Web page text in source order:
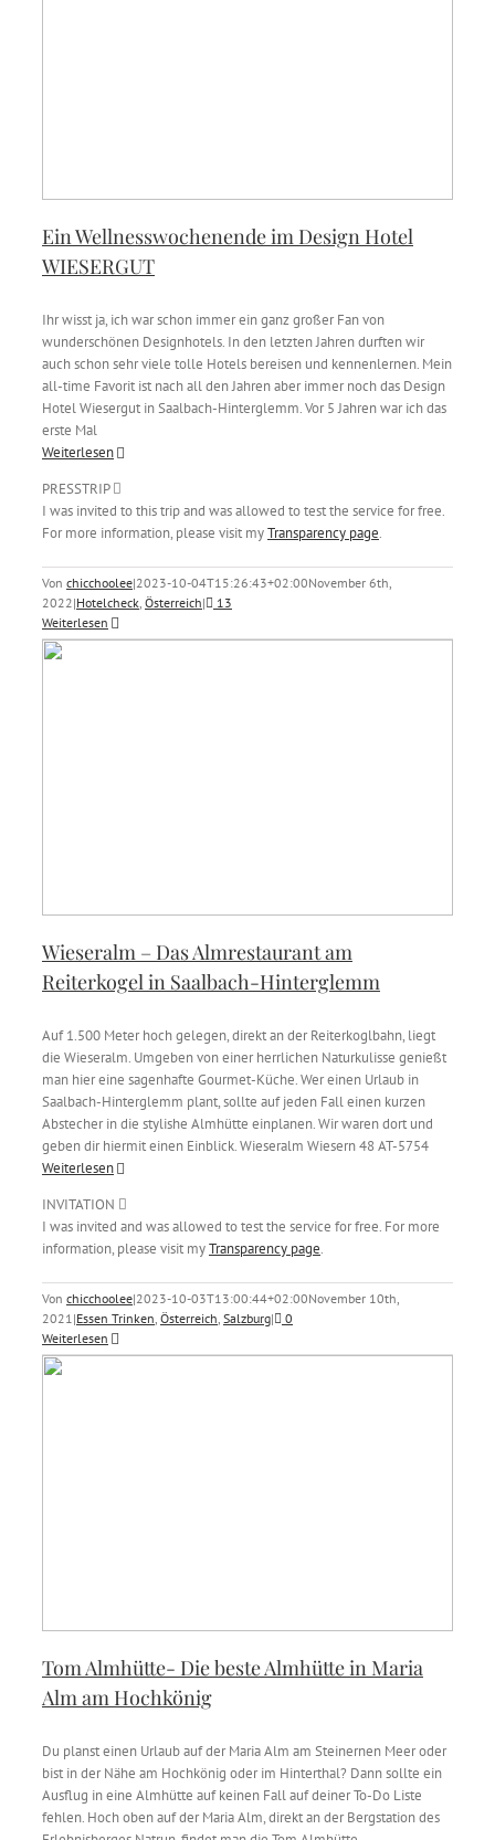
Ein Wellnesswochenende im Design Hotel
WIESERGUT
Ihr wisst ja, ich war schon immer ein ganz großer Fan von
wunderschönen Designhotels. In den letzten Jahren durften wir
auch schon sehr viele tolle Hotels bereisen und kennenlernen. Mein
all-time Favorit ist nach all den Jahren aber immer noch das Design
Hotel Wiesergut in Saalbach-Hinterglemm. Vor 5 Jahren war ich das
erste Mal
Weiterlesen
PRESSTRIP
I was invited to this trip and was allowed to test the service for free.
For more information, please visit myTransparency page.
Von chicchoolee|2023-10-04T15:26:43+02:00November 6th,
2022|Hotelcheck, Österreich|
13
Weiterlesen
Wieseralm – Das Almrestaurant am
Reiterkogel in Saalbach-Hinterglemm
Auf 1.500 Meter hoch gelegen, direkt an der Reiterkoglbahn, liegt
die Wieseralm. Umgeben von einer herrlichen Naturkulisse genießt
man hier eine sagenhafte Gourmet-Küche. Wer einen Urlaub in
Saalbach-Hinterglemm plant, sollte auf jeden Fall einen kurzen
Abstecher in die stylishe Almhütte einplanen. Wir waren dort und
geben dir hiermit einen Einblick. Wieseralm Wiesern 48 AT-5754
Weiterlesen
INVITATION
I was invited and was allowed to test the service for free. For more
information, please visit myTransparency page.
Von chicchoolee|2023-10-03T13:00:44+02:00November 10th,
2021|Essen Trinken, Österreich, Salzburg|
0
Weiterlesen
Tom Almhütte- Die beste Almhütte in Maria
Alm am Hochkönig
Du planst einen Urlaub auf der Maria Alm am Steinernen Meer oder
bist in der Nähe am Hochkönig oder im Hinterthal? Dann sollte ein
Ausflug in eine Almhütte auf keinen Fall auf deiner To-Do Liste
fehlen. Hoch oben auf der Maria Alm, direkt an der Bergstation des